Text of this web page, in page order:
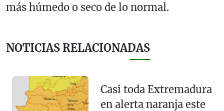
más húmedo o seco de lo normal.
NOTICIAS RELACIONADAS
Casi toda Extremadura
en alerta naranja este